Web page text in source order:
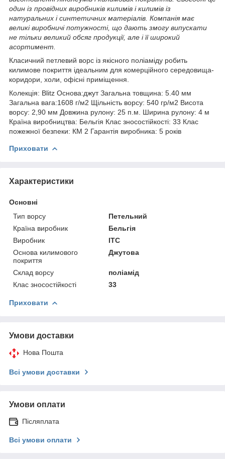
один із провідних виробників килимів і килимів із
натуральних і синтетичних матеріалів. Компанія має
великі виробничі потужності, що дають змогу випускати
не тільки великий обсяг продукції, але і її широкий
асортимент.
Класичний петлевий ворс із якісного поліаміду робить
килимове покриття ідеальним для комерційного середовища-
коридори, холи, офісні приміщення.
Колекція: Blitz Основа:джут Загальна товщина: 5.40 мм
Загальна вага:1608 г/м2 Щільність ворсу: 540 гр/м2 Висота
ворсу: 2,90 мм Довжина рулону: 25 п.м. Ширина рулону: 4 м
Країна виробництва: Бельгія Клас зносостійкості: 33 Клас
пожежної безпеки: КМ 2 Гарантія виробника: 5 років
Приховати
Характеристики
Основні
Тип ворсу
Петельний
Країна виробник
Бельгія
Виробник
ITC
Основа килимового
покриття
Джутова
Склад ворсу
поліамід
Клас зносостійкості
33
Приховати
Умови доставки
Нова Пошта
Всі умови доставки
Умови оплати
Післяплата
Всі умови оплати